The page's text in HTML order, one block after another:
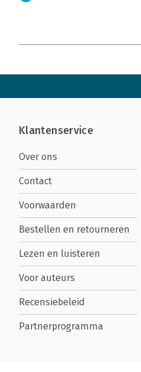
Klantenservice
Over ons
Contact
Voorwaarden
Bestellen en retourneren
Lezen en luisteren
Voor auteurs
Recensiebeleid
Partnerprogramma